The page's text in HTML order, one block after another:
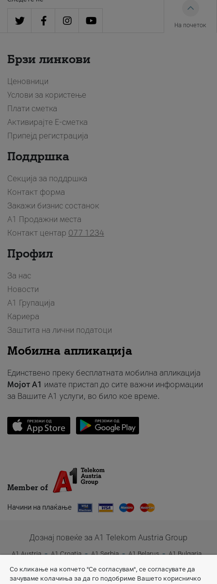
На почеток
Брзи линкови
Ценовници
Услови за користење
Плати сметка
Активирајте Е-сметка
Припејд регистрација
Поддршка
Секција за поддршка
Контакт форма
Закажи бизнис состанок
A1 Продажни места
Контакт центар 077 1234
Профил
За нас
Новости
А1 Групација
Кариера
Заштита на лични податоци
Мобилна апликација
Единствено преку бесплатната мобилна апликација
Мојот A1 имате пристап до сите важни информации
за Вашите A1 услуги, во било кое време.
Member of
Начини на плаќање
Дознај повеќе за A1 Telekom Austria Group
A1 Austria A1 Croatia A1 Serbia A1 Belarus
A1 Bulgaria
A1 Slovenia
A1 Digital
Со кликање на копчето "Се согласувам", се согласувате да
зачуваме колачиња за да го подобриме Вашето корисничко